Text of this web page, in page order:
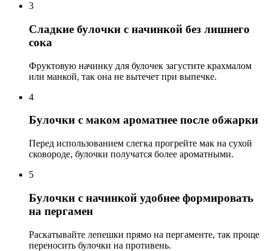
3
Сладкие булочки с начинкой без лишнего
сока
Фруктовую начинку для булочек загустите крахмалом
или манкой, так она не вытечет при выпечке.
4
Булочки с маком ароматнее после обжарки
Перед использованием слегка прогрейте мак на сухой
сковороде, булочки получатся более ароматными.
5
Булочки с начинкой удобнее формировать
на пергамен
Раскатывайте лепешки прямо на пергаменте, так проще
переносить булочки на противень.